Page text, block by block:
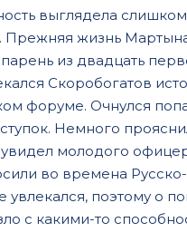
выглядела
жизнь
из двадцать
Скоробогатов
форуме. Очнулся
Немного
молодого
во времена
поэтому о
с какими-то